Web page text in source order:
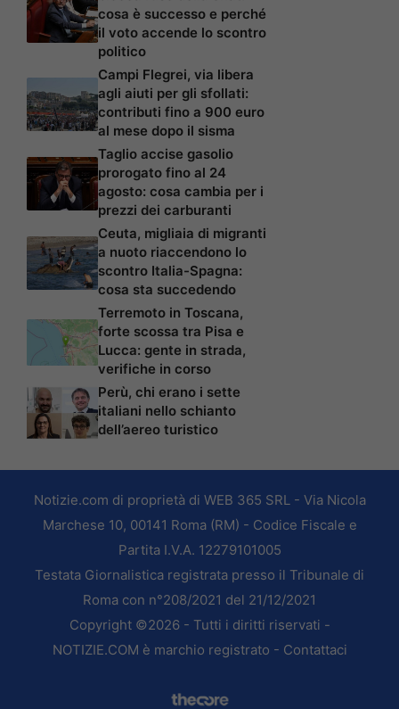
cosa è successo e perché
il voto accende lo scontro
politico
Campi Flegrei, via libera
agli aiuti per gli sfollati:
contributi fino a 900 euro
al mese dopo il sisma
Taglio accise gasolio
prorogato fino al 24
agosto: cosa cambia per i
prezzi dei carburanti
Ceuta, migliaia di migranti
a nuoto riaccendono lo
scontro Italia-Spagna:
cosa sta succedendo
Terremoto in Toscana,
forte scossa tra Pisa e
Lucca: gente in strada,
verifiche in corso
Perù, chi erano i sette
italiani nello schianto
dell’aereo turistico
Notizie.com di proprietà di WEB 365 SRL - Via Nicola
Marchese 10, 00141 Roma (RM) - Codice Fiscale e
Partita I.V.A. 12279101005
Testata Giornalistica registrata presso il Tribunale di
Roma con n°208/2021 del 21/12/2021
Copyright ©2026 - Tutti i diritti riservati -
NOTIZIE.COM è marchio registrato - Contattaci